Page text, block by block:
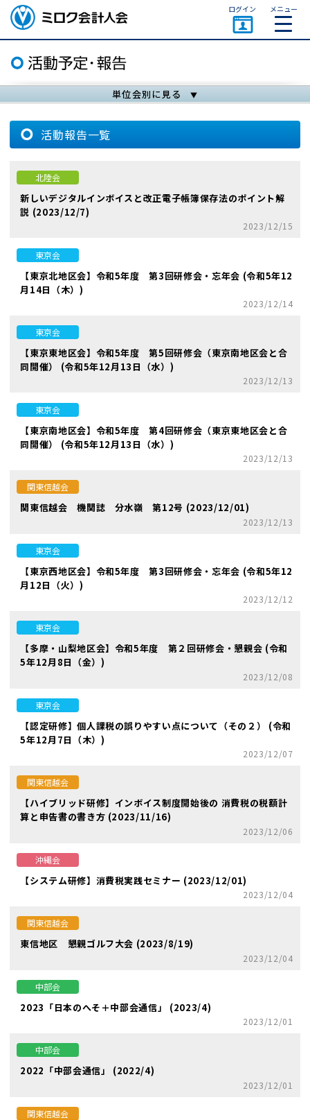
ミロク会計人会 MIROKU
ACCOUNTING PERSON
ASSOCIATION
ログイン メニュー
単位会別に見る
活動報告一覧
北陸会
新しいデジタルインボイスと改正電子帳簿保存法のポイント解
説 (2023/12/7)
2023/12/15
東京会
【東京北地区会】令和5年度 第3回研修会・忘年会 (令和5年12
月14日（木）)
2023/12/14
東京会
【東京東地区会】令和5年度 第5回研修会（東京南地区会と合
同開催） (令和5年12月13日（水）)
2023/12/13
東京会
【東京南地区会】令和5年度 第4回研修会（東京東地区会と合
同開催） (令和5年12月13日（水）)
2023/12/13
関東信越会
関東信越会 機関誌 分水嶺 第12号 (2023/12/01)
2023/12/13
東京会
【東京西地区会】令和5年度 第3回研修会・忘年会 (令和5年12
月12日（火）)
2023/12/12
東京会
【多摩・山梨地区会】令和5年度 第２回研修会・懇親会 (令和
5年12月8日（金）)
2023/12/08
東京会
【認定研修】個人課税の誤りやすい点について（その２） (令和
5年12月7日（木）)
2023/12/07
関東信越会
【ハイブリッド研修】インボイス制度開始後の 消費税の税額計
算と申告書の書き方 (2023/11/16)
2023/12/06
沖縄会
【システム研修】消費税実践セミナー (2023/12/01)
2023/12/04
関東信越会
東信地区 懇親ゴルフ大会 (2023/8/19)
2023/12/04
中部会
2023「日本のへそ＋中部会通信」 (2023/4)
2023/12/01
中部会
2022「中部会通信」 (2022/4)
2023/12/01
関東信越会